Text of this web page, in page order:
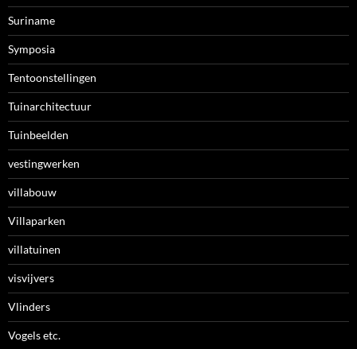
Suriname
Symposia
Tentoonstellingen
Tuinarchitectuur
Tuinbeelden
vestingwerken
villabouw
Villaparken
villatuinen
visvijvers
Vlinders
Vogels etc.